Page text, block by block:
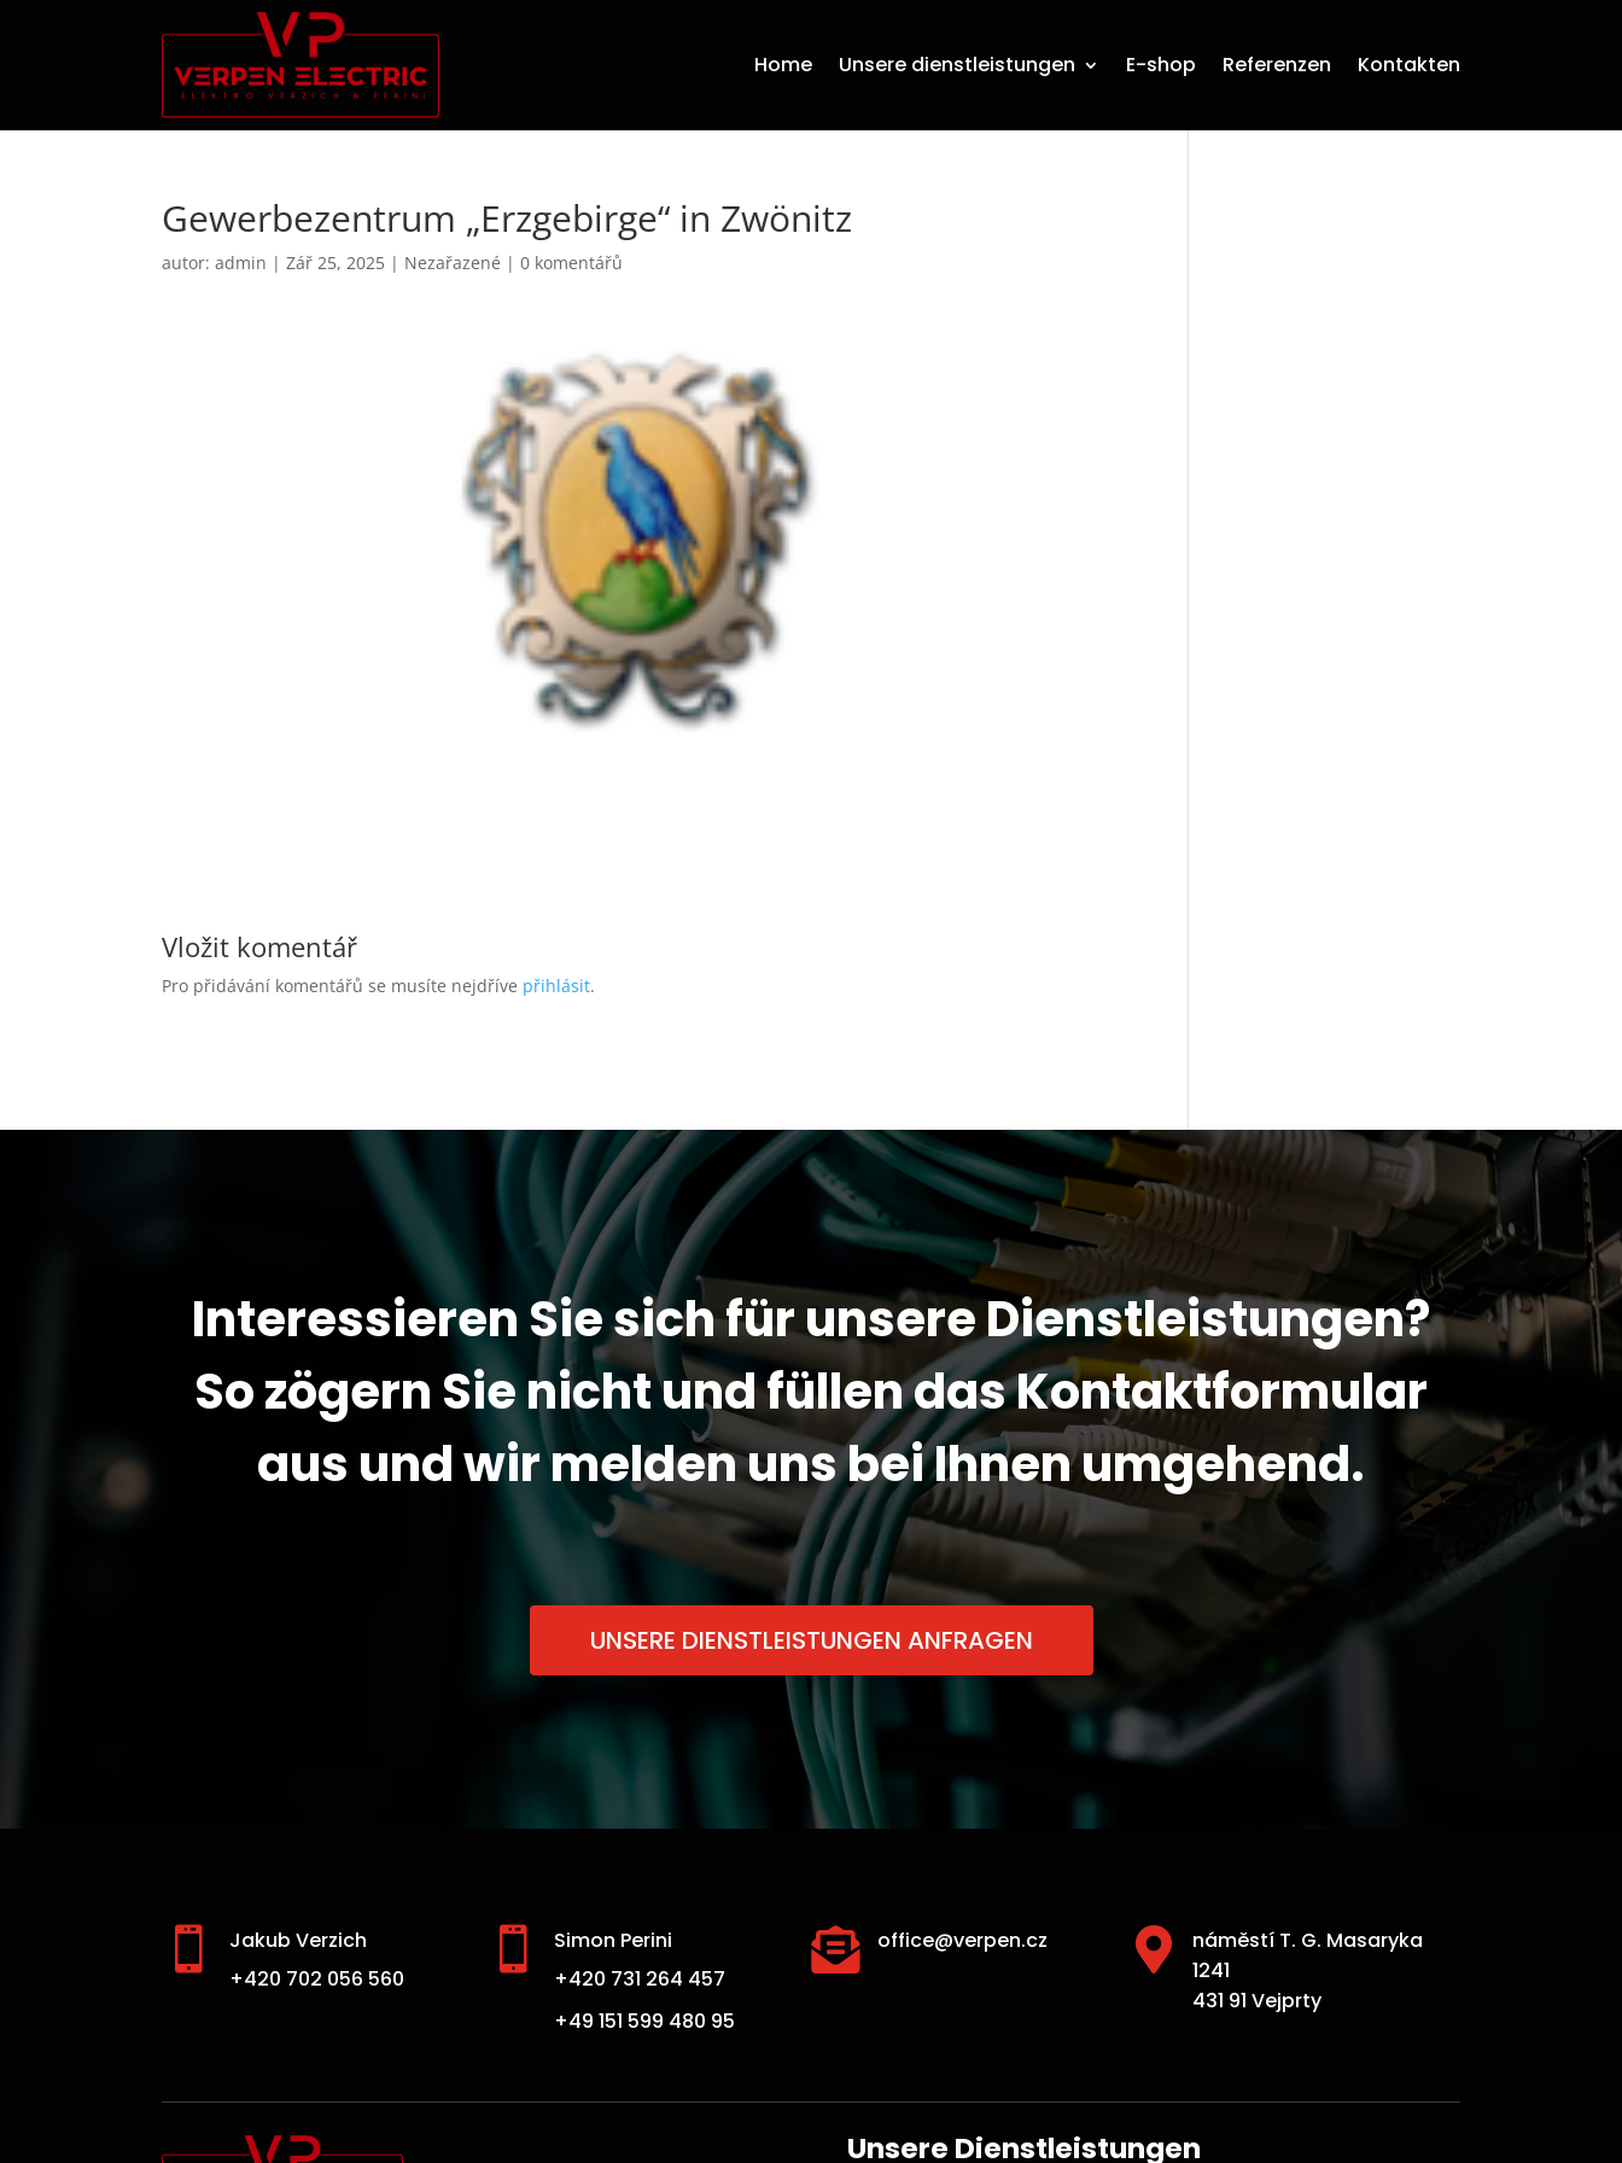
Home Unsere dienstleistungen E-shop Referenzen Kontakten
Gewerbezentrum „Erzgebirge“ in Zwönitz
autor:admin |Zář 25, 2025 | Nezařazené |0 komentářů
Vložit komentář
Pro přidávání komentářů se musíte nejdříve přihlásit.
Interessieren Sie sich für unsere Dienstleistungen?
So zögern Sie nicht und füllen das Kontaktformular
aus und wir melden uns bei Ihnen umgehend.
UNSERE DIENSTLEISTUNGEN ANFRAGEN

Jakub Verzich
+420 702 056 560

Simon Perini
+420 731 264 457
+49 151 599 480 95
 office@verpen.cz 
náměstí T. G. Masaryka
1241
431 91 Vejprty
Unsere Dienstleistungen